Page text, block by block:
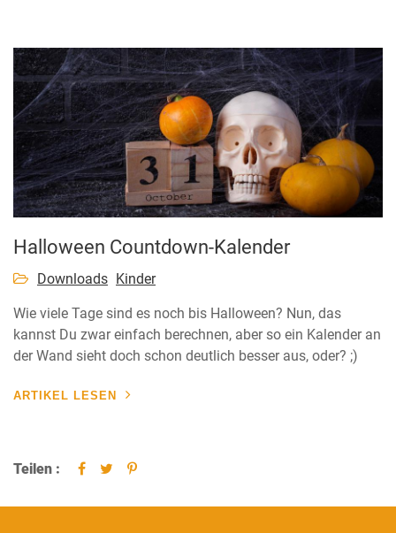
Halloween Countdown-Kalender
Downloads Kinder
Wie viele Tage sind es noch bis Halloween? Nun, das
kannst Du zwar einfach berechnen, aber so ein Kalender an
der Wand sieht doch schon deutlich besser aus, oder? ;)
ARTIKEL LESEN
Teilen :